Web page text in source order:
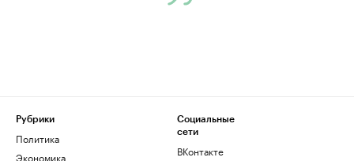
Рубрики
Политика
Экономика
Социальные
сети
ВКонтакте